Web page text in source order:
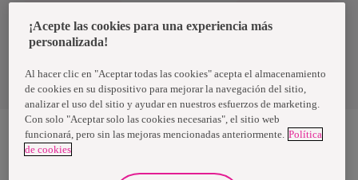
Términos y condiciones
Nosotras, una marca de Essity - una compañía global líder en
higiene y salud. Cada día, mil millones de personas, en todo el
¡Acepte las cookies para una experiencia más
personalizada!
Al hacer clic en "Aceptar todas las cookies" acepta el almacenamiento
de cookies en su dispositivo para mejorar la navegación del sitio,
analizar el uso del sitio y ayudar en nuestros esfuerzos de marketing.
Con solo "Aceptar solo las cookies necesarias", el sitio web
funcionará, pero sin las mejoras mencionadas anteriormente. Política
de cookies